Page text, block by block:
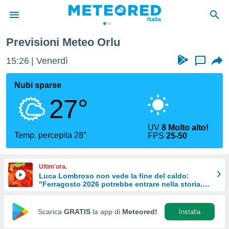
di
per
le
di
Web
Previsioni Meteo Orlu
15:26 Venerdì ...
Nubi sparse
27°
Temp. percepita 28°
UV8 Molto alto!
FPS25-50
Ultim'ora.
Luca Lombroso non vede la fine del caldo:
"Ferragosto 2026 potrebbe entrare nella storia.
Scarica GRATIS la app di Meteored! Installa